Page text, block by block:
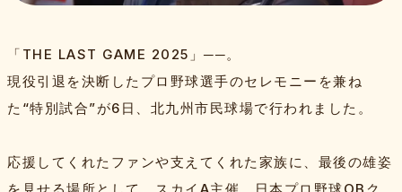
取材班一覧お問い合わせ・運営会社
よくある質問
サイトマップスポンサー
「THE LAST GAME 2025」──。
現役引退を決断したプロ野球選手のセレモニーを兼ね
た“特別試合”が6日、北九州市民球場で行われました。
応援してくれたファンや支えてくれた家族に、最後の雄姿